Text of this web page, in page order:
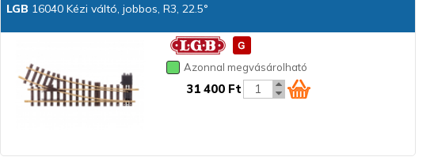
LGB 16040 Kézi váltó, jobbos, R3, 22.5°
Azonnal megvásárolható
31 400 Ft